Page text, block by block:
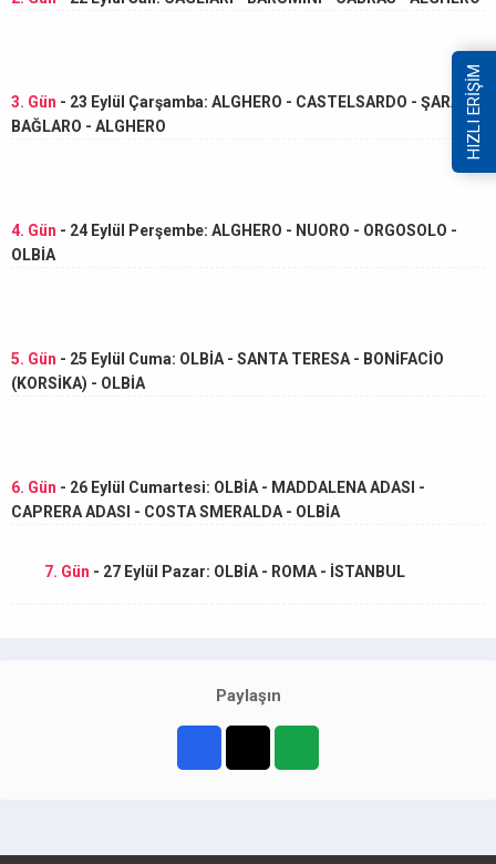
3. Gün - 23 Eylül Çarşamba: ALGHERO - CASTELSARDO - ŞARAP
BAĞLARO - ALGHERO
4. Gün - 24 Eylül Perşembe: ALGHERO - NUORO - ORGOSOLO -
OLBİA
5. Gün - 25 Eylül Cuma: OLBİA - SANTA TERESA - BONİFACİO
(KORSİKA) - OLBİA
6. Gün - 26 Eylül Cumartesi: OLBİA - MADDALENA ADASI -
CAPRERA ADASI - COSTA SMERALDA - OLBİA
7. Gün - 27 Eylül Pazar: OLBİA - ROMA - İSTANBUL
Paylaşın
HIZLI ERİŞİM